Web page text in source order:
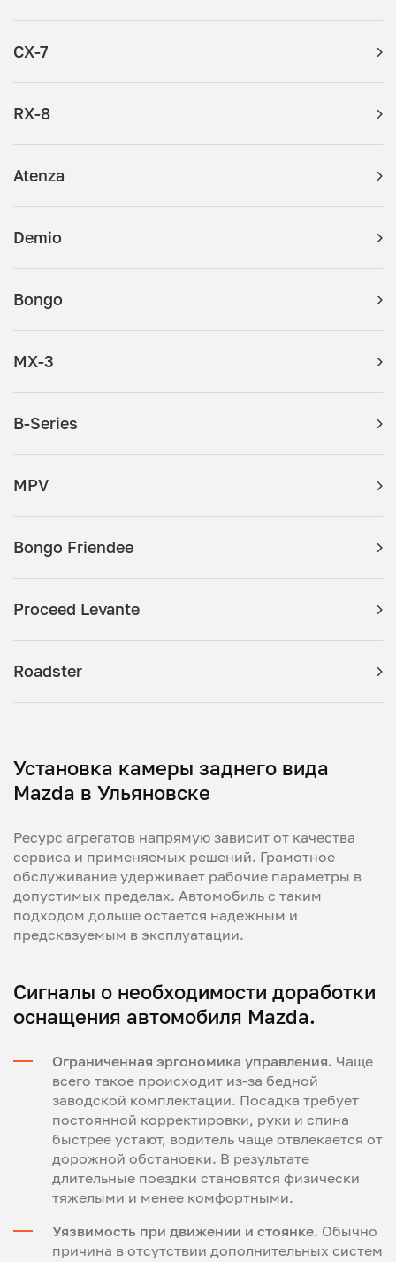
CX-7
RX-8
Atenza
Demio
Bongo
MX-3
B-Series
MPV
Bongo Friendee
Proceed Levante
Roadster
Установка камеры заднего вида
Mazda в Ульяновске
Ресурс агрегатов напрямую зависит от качества
сервиса и применяемых решений. Грамотное
обслуживание удерживает рабочие параметры в
допустимых пределах. Автомобиль с таким
подходом дольше остается надежным и
предсказуемым в эксплуатации.
Сигналы о необходимости доработки
оснащения автомобиля Mazda.
Ограниченная эргономика управления. Чаще
всего такое происходит из-за бедной
заводской комплектации. Посадка требует
постоянной корректировки, руки и спина
быстрее устают, водитель чаще отвлекается от
дорожной обстановки. В результате
длительные поездки становятся физически
тяжелыми и менее комфортными.
Уязвимость при движении и стоянке. Обычно
причина в отсутствии дополнительных систем